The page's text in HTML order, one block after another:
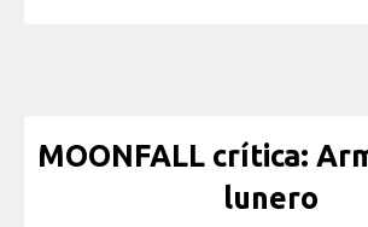
MOONFALL crítica:
lunero